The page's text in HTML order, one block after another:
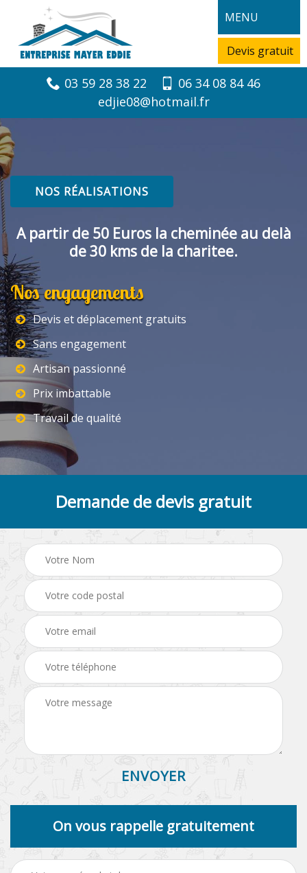
MENU
Devis gratuit
03 59 28 38 22
06 34 08 84 46
edjie08@hotmail.fr
NOS RÉALISATIONS
A partir de 50 Euros la cheminée au delà
de 30 kms de la charitee.
Nos engagements
Devis et déplacement gratuits
Sans engagement
Artisan passionné
Prix imbattable
Travail de qualité
Demande de devis gratuit
On vous rappelle gratuitement